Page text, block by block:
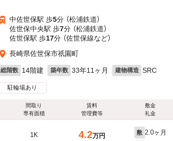
中佐世保駅 歩5分 （松浦鉄道）
佐世保中央駅 歩7分 （松浦鉄道）
佐世保駅 歩17分 （佐世保線など）
長崎県佐世保市祇園町
総階数 14階建 築年数 33年11ヶ月 建物構造 SRC
駐輪場あり
間取り
専有面積
賃料
管理費等
敷金
礼金
1K
4.2万円
敷 2.0ヶ月